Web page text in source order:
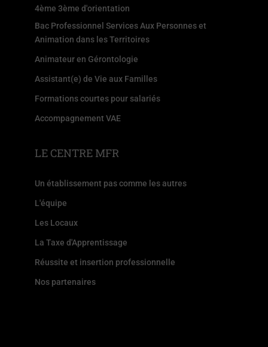
4ème 3ème d'orientation
Bac Professionnel Services Aux Personnes et
Animation dans les Territoires
Animateur en Gérontologie
Assistant(e) de Vie aux Familles
Formations courtes pour salariés
Accompagnement VAE
LE CENTRE MFR
Un établissement pas comme les autres
L'équipe
Les Locaux
La Taxe d'Apprentissage
Réussite et insertion professionnelle
Nos partenaires